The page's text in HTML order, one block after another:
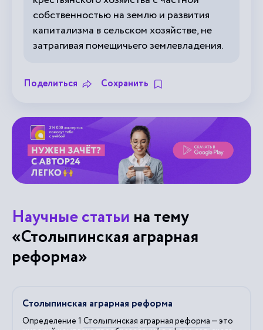
собственностью на землю и развития
капитализма в сельском хозяйстве, не
затрагивая помещичьего землевладения.
Поделиться Сохранить
Научные статьи на тему
«Столыпинская аграрная
реформа»
Столыпинская аграрная реформа
Определение 1 Столыпинская аграрная реформа — это